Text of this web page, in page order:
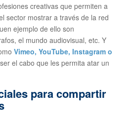
creativas que permiten a
sector mostrar a través de la red
ejemplo de ello son
el mundo audiovisual, etc. Y
Vimeo, YouTube, Instagram o
el cabo que les permita atar un
para compartir